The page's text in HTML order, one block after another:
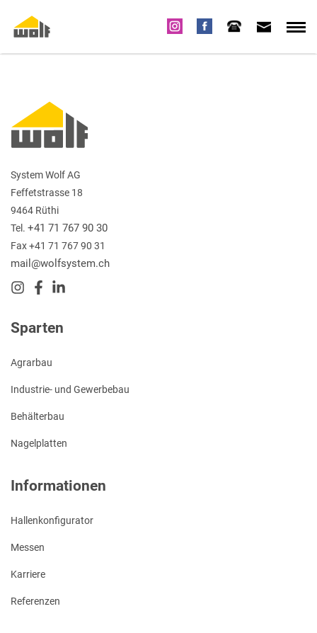
System Wolf AG
Feffetstrasse 18
9464 Rüthi
Tel. +41 71 767 90 30
Fax +41 71 767 90 31
mail@wolfsystem.ch
Sparten
Agrarbau
Industrie- und Gewerbebau
Behälterbau
Nagelplatten
Informationen
Hallenkonfigurator
Messen
Karriere
Referenzen